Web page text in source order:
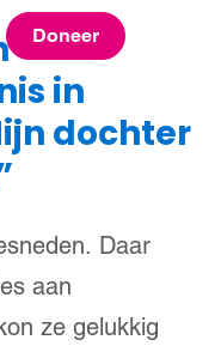
Doneer
in
dochter
Daar
aan
ze gelukkig